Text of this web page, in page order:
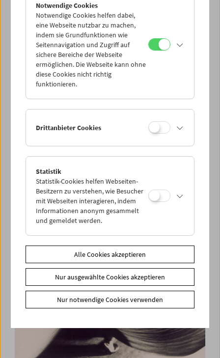
Ella Bergmann-Michel
Die Frau mit der Kinamo
Notwendige Cookies
Notwendige Cookies helfen dabei,
eine Webseite nutzbar zu machen,
indem sie Grundfunktionen wie
Seitennavigation und Zugriff auf
sichere Bereiche der Webseite
ermöglichen. Die Webseite kann ohne
diese Cookies nicht richtig
funktionieren.
Drittanbieter Cookies
Statistik
Statistik-Cookies helfen Webseiten-
Besitzern zu verstehen, wie Besucher
mit Webseiten interagieren, indem
Informationen anonym gesammelt
und gemeldet werden.
Alle Cookies akzeptieren
Nur ausgewählte Cookies akzeptieren
Nur notwendige Cookies verwenden